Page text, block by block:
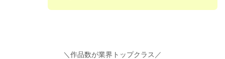
＼作品数が業界トップクラス／